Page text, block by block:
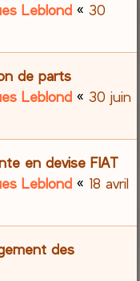
Leblond «30
de parts
Leblond «30 juin
en devise FIAT
Leblond « 18 avril
des